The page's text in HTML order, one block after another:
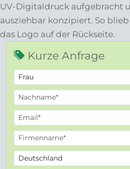
UV-Digitaldruck aufgebracht
ausziehbar konzipiert. So
das Logo auf der Rückseite.
Kurze Anfrage